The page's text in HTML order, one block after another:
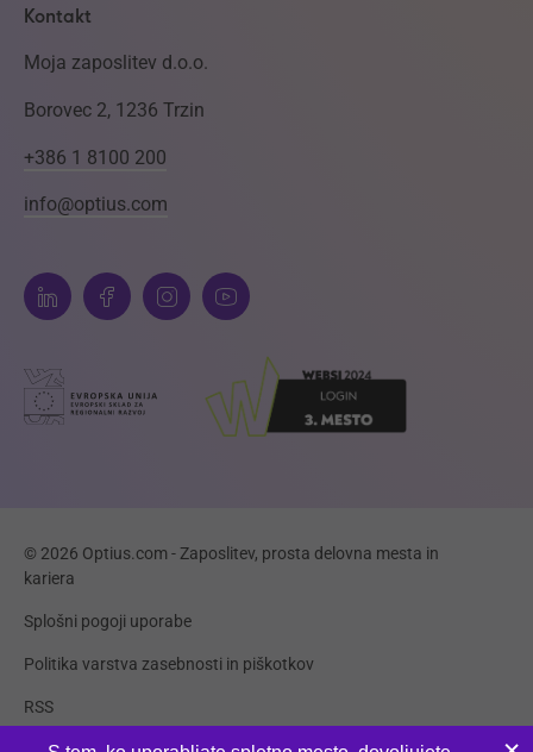
Kontakt
Moja zaposlitev d.o.o.
Borovec 2, 1236 Trzin
+386 1 8100 200
info@optius.com
© 2026 Optius.com - Zaposlitev, prosta delovna mesta in
kariera
Splošni pogoji uporabe
Politika varstva zasebnosti in piškotkov
RSS